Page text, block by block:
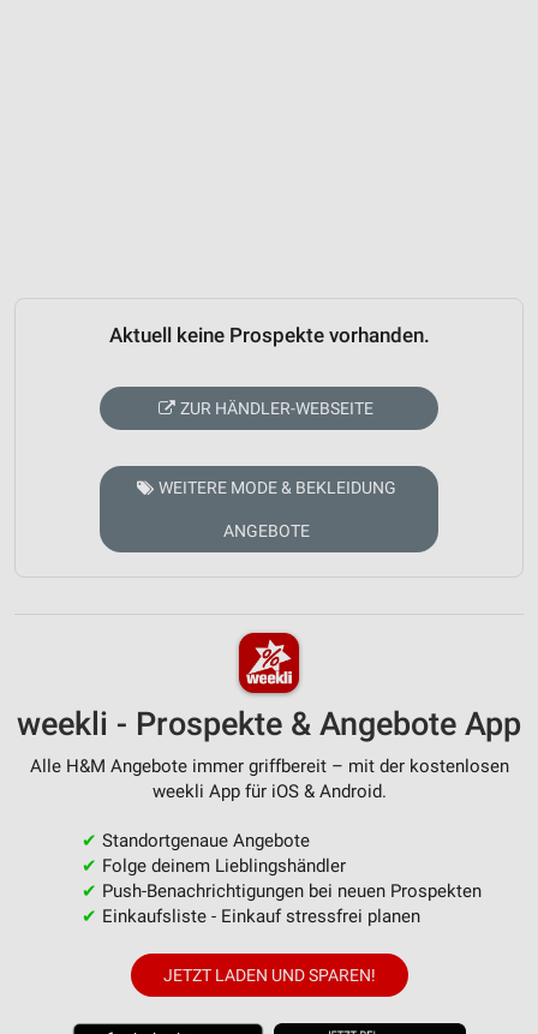
Aktuell keine Prospekte vorhanden.
ZUR HÄNDLER-WEBSEITE
WEITERE MODE & BEKLEIDUNG
ANGEBOTE
weekli - Prospekte & Angebote App
Alle H&M Angebote immer griffbereit – mit der kostenlosen
weekli App für iOS & Android.
✔ Standortgenaue Angebote
✔ Folge deinem Lieblingshändler
✔ Push-Benachrichtigungen bei neuen Prospekten
✔ Einkaufsliste - Einkauf stressfrei planen
JETZT LADEN UND SPAREN!